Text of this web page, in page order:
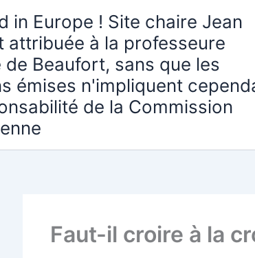
in Europe ! Site chaire Jean
attribuée à la professeure
de Beaufort, sans que les
émises n'impliquent
de la Commission
Faut-il croire à la